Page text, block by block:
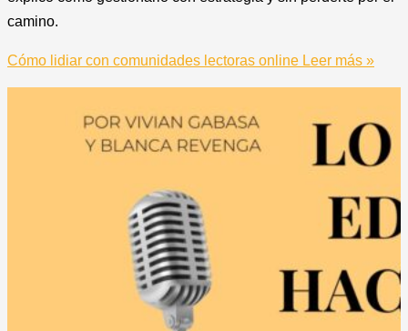
camino.
Cómo lidiar con comunidades lectoras online Leer más »